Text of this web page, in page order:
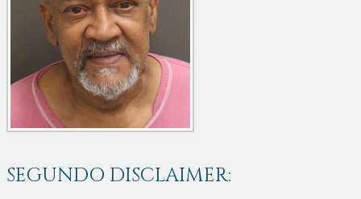
SEGUNDO DISCLAIMER: